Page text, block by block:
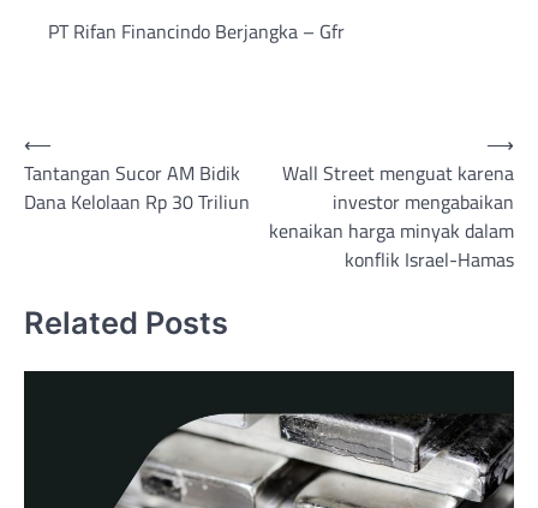
PT Rifan Financindo Berjangka – Gfr
Post
navigation
⟵
Tantangan Sucor AM Bidik
Dana Kelolaan Rp 30 Triliun
Wall Street menguat karena
investor mengabaikan
kenaikan harga minyak dalam
konflik Israel-Hamas
⟶
Related Posts